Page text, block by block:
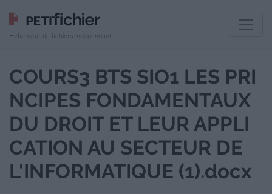
Hébergeur de fichiers indépendant
COURS3 BTS SIO1 LES PRI
NCIPES FONDAMENTAUX
DU DROIT ET LEUR APPLI
CATION AU SECTEUR DE
L'INFORMATIQUE (1).docx